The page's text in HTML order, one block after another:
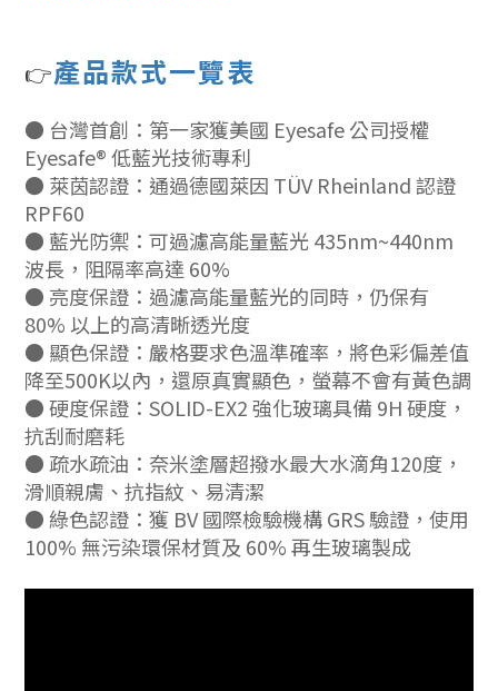
👉產品款式一覽表
● 台灣首創：第一家獲美國 Eyesafe 公司授權
Eyesafe® 低藍光技術專利
● 萊茵認證：通過德國萊因 TÜV Rheinland 認證
RPF60
● 藍光防禦：可過濾高能量藍光 435nm~440nm
波長，阻隔率高達 60%
● 亮度保證：過濾高能量藍光的同時，仍保有
80% 以上的高清晰透光度
● 顯色保證：嚴格要求色溫準確率，將色彩偏差值
降至500K以內，還原真實顯色，螢幕不會有黃色調
● 硬度保證：SOLID-EX2 強化玻璃具備 9H 硬度，
抗刮耐磨耗
● 疏水疏油：奈米塗層超撥水最大水滴角120度，
滑順親膚、抗指紋、易清潔
● 綠色認證：獲 BV 國際檢驗機構 GRS 驗證，使用
100% 無污染環保材質及 60% 再生玻璃製成